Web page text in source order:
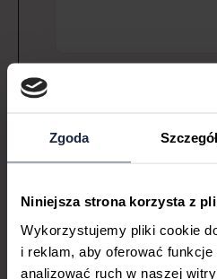
Zgoda
Niniejsza strona korzysta z
Wykorzystujemy pliki cookie
i reklam, aby oferować funkcje
analizować ruch w naszej
Wyrażam zgodę na
Rezerwacja zostanie
Przy spóźnieniu 15 minut
anulowana.